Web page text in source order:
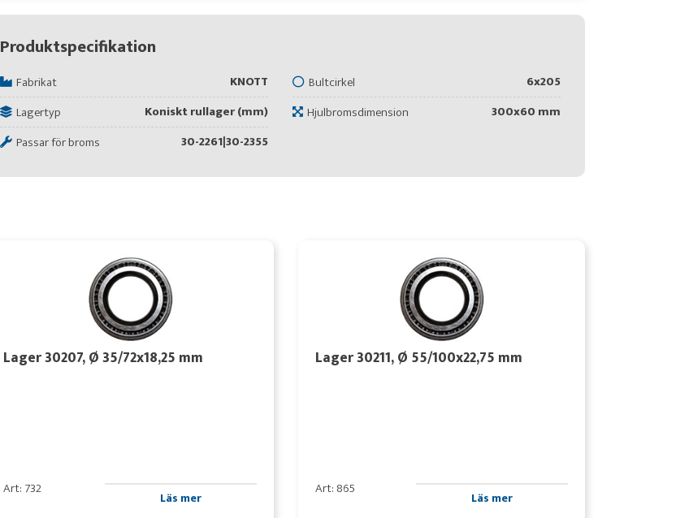
Produktspecifikation
Fabrikat KNOTT Bultcirkel
6x205
Lagertyp
Koniskt rullager (mm) Hjulbromsdimension
300x60 mm
Passar för broms
30-2261|30-2355
Lager 30207, Ø 35/72x18,25 mm
Art: 732 Läs mer
Lager 30211, Ø 55/100x22,75 mm
Art: 865 Läs mer